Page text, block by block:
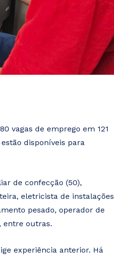
vagas de emprego em 121
disponíveis para
de confecção (50),
eletricista de instalações
pesado, operador de
entre outras.
experiência anterior. Há